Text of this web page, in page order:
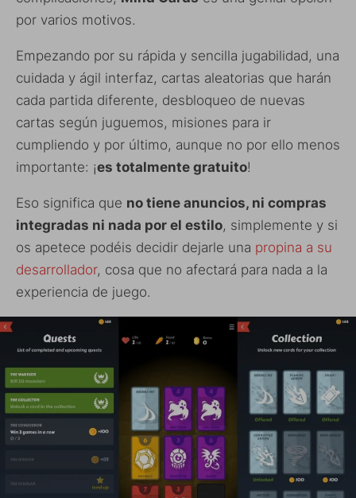
por varios motivos.
Empezando por su rápida y sencilla jugabilidad, una
cuidada y ágil interfaz, cartas aleatorias que harán
cada partida diferente, desbloqueo de nuevas
cartas según juguemos, misiones para ir
cumpliendo y por último, aunque no por ello menos
importante: ¡es totalmente gratuito!
Eso significa que no tiene anuncios, ni compras
integradas ni nada por el estilo, simplemente y si
os apetece podéis decidir dejarle una propina a su
desarrollador, cosa que no afectará para nada a la
experiencia de juego.